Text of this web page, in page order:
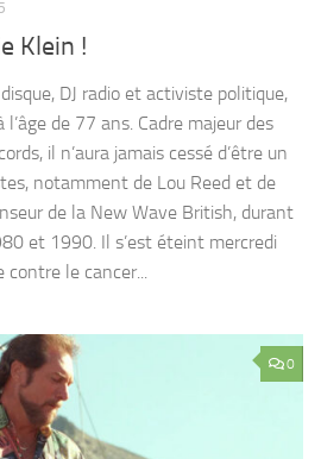
Klein !
DJ radio et activiste politique,
de 77 ans. Cadre majeur des
il n’aura jamais cessé d’être un
notamment de Lou Reed et de
de la New Wave British, durant
et 1990. Il s’est éteint mercredi
contre le cancer...
0